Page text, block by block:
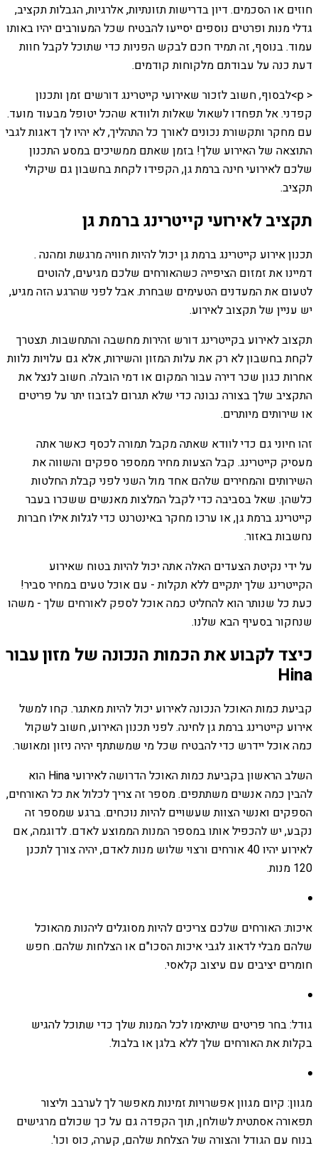
חוזים או הסכמים. דיון בדרישות תזונתיות, אלרגיות, הגבלות תקציב,
גדלי מנות ופרטים נוספים יסייעו להבטיח שכל המעורבים יהיו באותו
עמוד. בנוסף, זה תמיד חכם לבקש הפניות כדי שתוכל לקבל חוות
דעת כנה על עבודתם מלקוחות קודמים.
< p>לבסוף, חשוב לזכור שאירועי קייטרינג דורשים זמן ותכנון
קפדני. אל תפחדו לשאול שאלות ולוודא שהכל יטופל מבעוד מועד.
עם מחקר ותקשורת נכונים לאורך כל התהליך, לא יהיו לך דאגות לגבי
התוצאה של האירוע שלך! בזמן שאתם ממשיכים במסע התכנון
שלכם לאירועי חינה ברמת גן, הקפידו לקחת בחשבון גם שיקולי
תקציב.
תקציב לאירועי קייטרינג ברמת גן
תכנון אירוע קייטרינג ברמת גן יכול להיות חוויה מרגשת ומהנה .
דמיינו את זמזום הציפייה כשהאורחים שלכם מגיעים, להוטים
לטעום את המעדנים הטעימים שבחרת. אבל לפני שהרגע הזה מגיע,
יש עניין של תקצוב לאירוע.
תקצוב לאירוע בקייטרינג דורש זהירות מחשבה והתחשבות. תצטרך
לקחת בחשבון לא רק את עלות המזון והשירות, אלא גם עלויות נלוות
אחרות כגון שכר דירה עבור המקום או דמי הובלה. חשוב לנצל את
התקציב שלך בצורה נבונה כדי שלא תגרום לבזבוז יתר על פריטים
או שירותים מיותרים.
זהו חיוני גם כדי לוודא שאתה מקבל תמורה לכסף כאשר אתה
מעסיק קייטרינג. קבל הצעות מחיר ממספר ספקים והשווה את
השירותים והמחירים שלהם אחד מול השני לפני קבלת החלטות
כלשהן. שאל בסביבה כדי לקבל המלצות מאנשים ששכרו בעבר
קייטרינג ברמת גן, או ערכו מחקר באינטרנט כדי לגלות אילו חברות
נחשבות באזור.
על ידי נקיטת הצעדים האלה אתה יכול להיות בטוח שאירוע
הקייטרינג שלך יתקיים ללא תקלות - עם אוכל טעים במחיר סביר!
כעת כל שנותר הוא להחליט כמה אוכל לספק לאורחים שלך - משהו
שנחקור בסעיף הבא שלנו.
כיצד לקבוע את הכמות הנכונה של מזון עבור
Hina
קביעת כמות האוכל הנכונה לאירוע יכול להיות מאתגר. קחו למשל
אירוע קייטרינג ברמת גן לחינה. לפני תכנון האירוע, חשוב לשקול
כמה אוכל יידרש כדי להבטיח שכל מי שמשתתף יהיה ניזון ומאושר.
השלב הראשון בקביעת כמות האוכל הדרושה לאירועי Hina הוא
להבין כמה אנשים משתתפים. מספר זה צריך לכלול את כל האורחים,
הספקים ואנשי הצוות שעשויים להיות נוכחים. ברגע שמספר זה
נקבע, יש להכפיל אותו במספר המנות הממוצע לאדם. לדוגמה, אם
לאירוע יהיו 40 אורחים ורצוי שלוש מנות לאדם, יהיה צורך לתכנן
120 מנות.
איכות: האורחים שלכם צריכים להיות מסוגלים ליהנות מהאוכל
שלהם מבלי לדאוג לגבי איכות הסכו"ם או הצלחות שלהם. חפש
חומרים יציבים עם עיצוב קלאסי.
גודל: בחר פריטים שיתאימו לכל המנות שלך כדי שתוכל להגיש
בקלות את האורחים שלך ללא בלגן או בלבול.
מגוון: קיום מגוון אפשרויות זמינות מאפשר לך לערבב וליצור
תפאורה אסתטית לשולחן, תוך הקפדה גם על כך שכולם מרגישים
בנוח עם הגודל והצורה של הצלחת שלהם, קערה, כוס וכו'.